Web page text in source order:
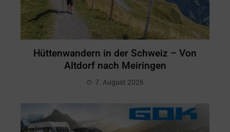
Hüttenwandern in der Schweiz – Von
Altdorf nach Meiringen
7. August 2026